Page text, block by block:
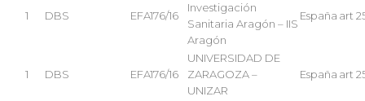
1 DBS EFA176/16
Investigación
Sanitaria Aragón – IIS
Aragón
España art
1 DBS EFA176/16
UNIVERSIDAD DE
ZARAGOZA –
UNIZAR
España art